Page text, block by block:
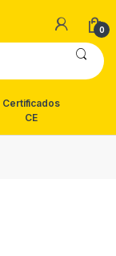
0
Certificados
CE